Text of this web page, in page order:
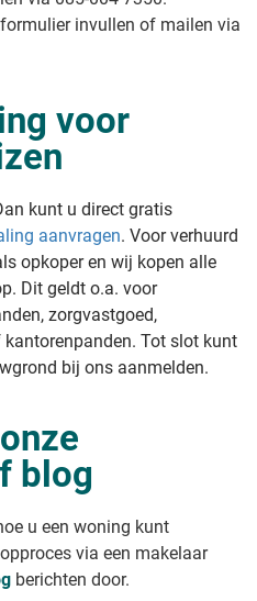
invullen of mailen via
voor
kunt u direct gratis
aanvragen. Voor verhuurd
opkoper en wij kopen alle
Dit geldt o.a. voor
zorgvastgoed,
Tot slot kunt
bij ons aanmelden.
blog
u een woning kunt
via een makelaar
berichten door.